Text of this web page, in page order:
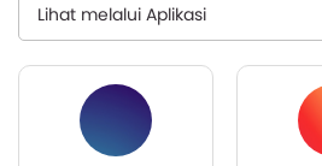
Lihat melalui Aplikasi